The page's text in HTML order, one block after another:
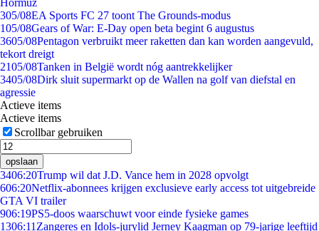
Hormuz
305/08EA Sports FC 27 toont The Grounds-modus
105/08Gears of War: E-Day open beta begint 6 augustus
3605/08Pentagon verbruikt meer raketten dan kan worden aangevuld,
tekort dreigt
2105/08Tanken in België wordt nóg aantrekkelijker
3405/08Dirk sluit supermarkt op de Wallen na golf van diefstal en
agressie
Actieve items
Actieve items
Scrollbar gebruiken
opslaan
3406:20Trump wil dat J.D. Vance hem in 2028 opvolgt
606:20Netflix-abonnees krijgen exclusieve early access tot uitgebreide
GTA VI trailer
906:19PS5-doos waarschuwt voor einde fysieke games
1306:11 Zangeres en Idols-jurylid Jerney Kaagman op 79-jarige leeftijd